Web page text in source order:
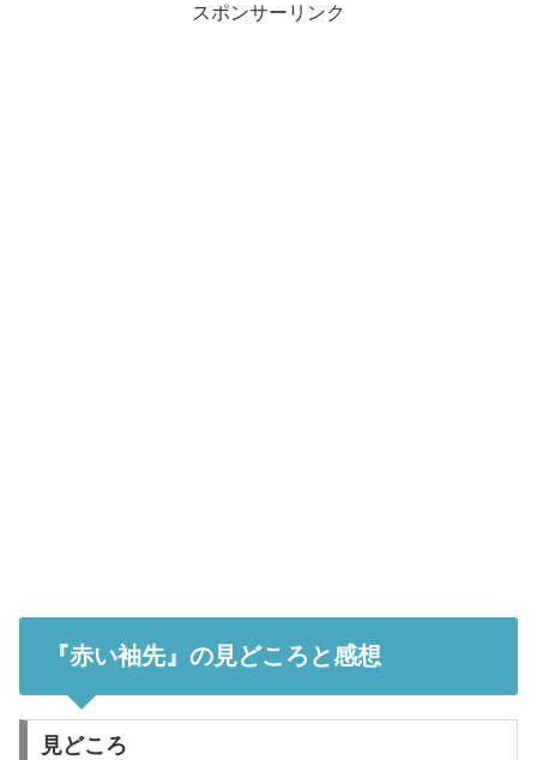
スポンサーリンク
『赤い袖先』の見どころと感想
見どころ